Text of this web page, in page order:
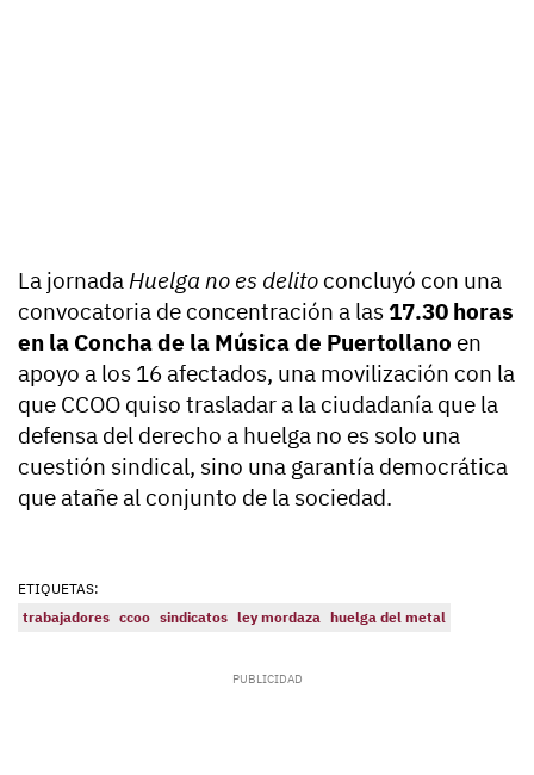
La jornadaHuelga no es delito concluyó con una
convocatoria de concentración a las 17.30 horas
en la Concha de la Música de Puertollano en
apoyo a los 16 afectados, una movilización con la
que CCOO quiso trasladar a la ciudadanía que la
defensa del derecho a huelga no es solo una
cuestión sindical, sino una garantía democrática
que atañe al conjunto de la sociedad.
ETIQUETAS:
trabajadores ccoo sindicatos ley mordaza huelga del metal